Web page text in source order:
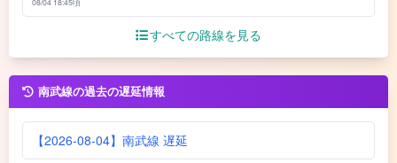
すべての路線を見る
南武線の過去の遅延情報
【2026-08-04】南武線 遅延